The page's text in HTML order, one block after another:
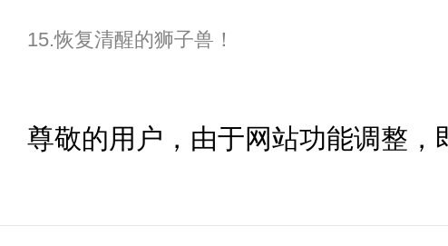
15.恢复清醒的狮子兽！
尊敬的用户，由于网站功能调整，